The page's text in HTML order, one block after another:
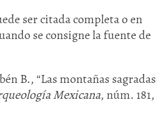
ser citada completa o en
se consigne la fuente de
B., “Las montañas sagradas
Mexicana, núm. 181,